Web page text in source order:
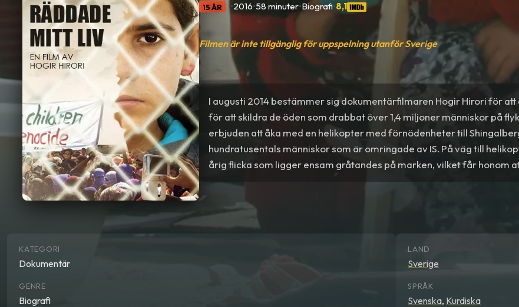
15 ÅR •2016•58 minuter•Biografi•8,1
Filmen är inte tillgänglig för uppspelning utanför Sverige
I augusti 2014 bestämmer sig dokumentärfilmaren Hogir Hirori för att
för att skildra de öden som drabbat över 1,4 miljoner människor på
erbjuden att åka med en helikopter med förnödenheter till
hundratusentals människor som är omringade av IS. På väg till
årig flicka som ligger ensam gråtandes på marken, vilket får honom
istället för att åka med i helikoptern. Det visar sig senare att
kraschat, och flickan har därmed räddat hans liv. Efter att ha lämnat
upptäcker han till sin förtvivlan att hon försvunnit och gör allt han kan
Flickan som räddade mitt liv
nära och personligt porträtt av de kvinnor, barn och familjer vars liv
KATEGORI
Dokumentär
GENRE
Biografi
LAND
Sverige
SPRÅK
Svenska, Kurdiska